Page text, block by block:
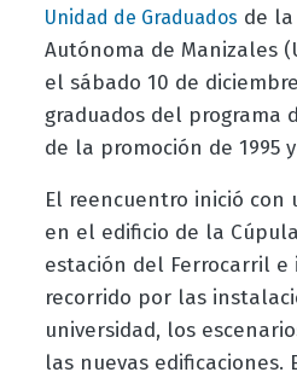
Unidad de Graduados de la
Autónoma de Manizales
el sábado 10 de
graduados del programa
de la promoción de 1995 y
El reencuentro inició con
en el edificio de la
estación del Ferrocarril e
recorrido por las
universidad, los
las nuevas